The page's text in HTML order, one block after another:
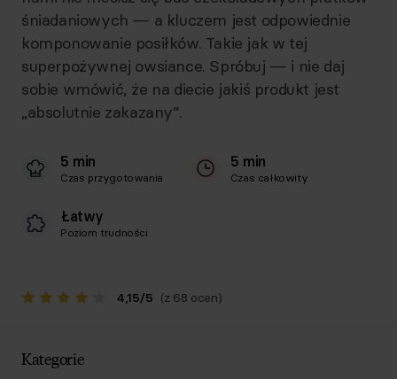
śniadaniowych — a kluczem jest odpowiednie
komponowanie posiłków. Takie jak w tej
superpożywnej owsiance. Spróbuj — i nie daj
sobie wmówić, że na diecie jakiś produkt jest
„absolutnie zakazany”.
5 min
Czas przygotowania
5 min
Czas całkowity
Łatwy
Poziom trudności
4,15/5 (z 68 ocen)
Kategorie